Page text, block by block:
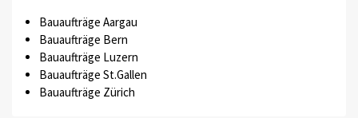
Bauaufträge Aargau
Bauaufträge Bern
Bauaufträge Luzern
Bauaufträge St.Gallen
Bauaufträge Zürich